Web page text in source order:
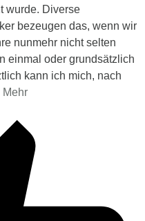
wurde. Diverse
bezeugen das, wenn wir
nunmehr nicht selten
einmal oder grundsätzlich
kann ich mich, nach
Mehr